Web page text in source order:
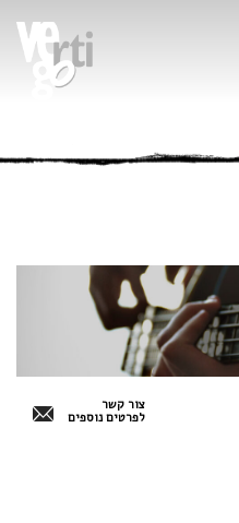
צור קשר
לפרטים נוספים